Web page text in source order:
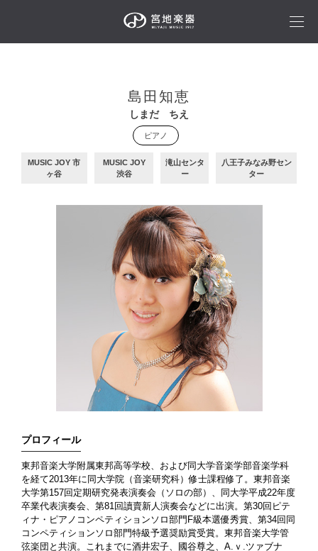
島田知恵
しまだ ちえ
ピアノ
MUSIC JOY 市
ヶ谷
MUSIC JOY
渋谷
滝山センタ
ー
八王子みなみ野セン
ター
プロフィール
東邦音楽大学附属東邦高等学校、および同大学音楽学部音楽学科
を経て2013年に同大学院（音楽研究科）修士課程修了。東邦音楽
大学第157回定期研究発表演奏会（ソロの部）、同大学平成22年度
卒業代表演奏会、第81回讀賣新人演奏会などに出演。第30回ピテ
ィナ・ピアノコンペティションソロ部門F級本選優秀賞、第34回同
コンペティションソロ部門特級予選奨励賞受賞。東邦音楽大学管
弦楽団と共演。これまでに酒井宏子、國谷尊之、A.ｖ.ツァブナ